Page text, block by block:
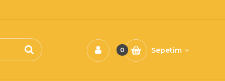
0 Sepetim